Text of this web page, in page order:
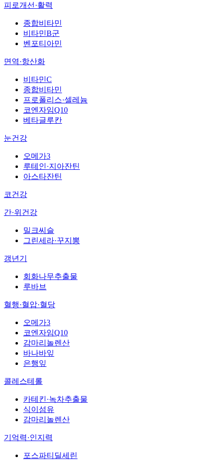
피로개선·활력
종합비타민
비타민B군
벤포티아민
면역·항산화
비타민C
종합비타민
프로폴리스·셀레늄
코엔자임Q10
베타글루칸
눈건강
오메가3
루테인·지아잔틴
아스타잔틴
코건강
간·위건강
밀크씨슬
그린세라·꾸지뽕
갱년기
회화나무추출물
루바브
혈행·혈압·혈당
오메가3
코엔자임Q10
감마리놀렌산
바나바잎
은행잎
콜레스테롤
카테킨·녹차추출물
식이섬유
감마리놀렌산
기억력·인지력
포스파티딜세린